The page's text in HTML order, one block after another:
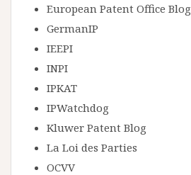
European Patent Office Blog
GermanIP
IEEPI
INPI
IPKAT
IPWatchdog
Kluwer Patent Blog
La Loi des Parties
OCVV